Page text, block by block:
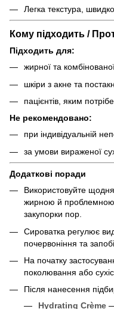
Легка текстура,
Кому підходить /
Підходить для:
жирної та
шкіри з акне та
пацієнтів, яким
Не рекомендовано:
при індивідуальній
за умови вираженої
Додаткові поради
Використовуйте
жирною й проблемною
закупорки пор.
Сироватка регулює
почервоніння та
На початку
поколювання або
Після нанесення
Hydrating Crème